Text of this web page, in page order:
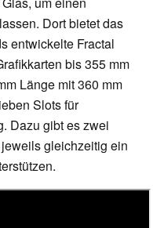
Dort bietet das
entwickelte Fractal
bis 355 mm
Länge mit 360 mm
Slots für
Dazu gibt es zwei
gleichzeitig ein